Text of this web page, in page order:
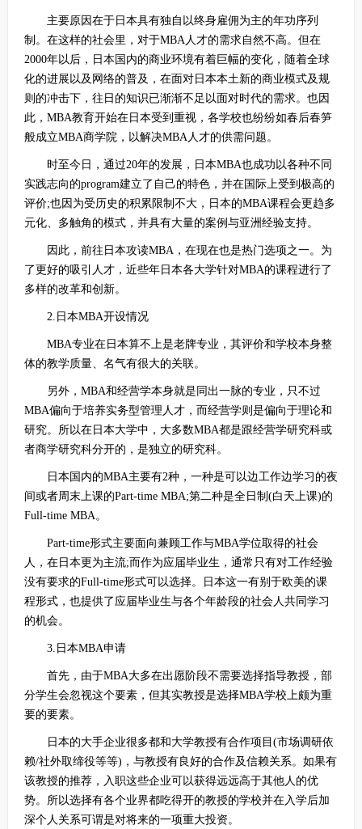
主要原因在于日本具有独自以终身雇佣为主的年功序列
制。在这样的社会里，对于MBA人才的需求自然不高。但在
2000年以后，日本国内的商业环境有着巨幅的变化，随着全球
化的进展以及网络的普及，在面对日本本土新的商业模式及规
则的冲击下，往日的知识已渐渐不足以面对时代的需求。也因
此，MBA教育开始在日本受到重视，各学校也纷纷如春后春笋
般成立MBA商学院，以解决MBA人才的供需问题。
时至今日，通过20年的发展，日本MBA也成功以各种不同
实践志向的program建立了自己的特色，并在国际上受到极高的
评价;也因为受历史的积累限制不大，日本的MBA课程会更趋多
元化、多触角的模式，并具有大量的案例与亚洲经验支持。
因此，前往日本攻读MBA，在现在也是热门选项之一。为
了更好的吸引人才，近些年日本各大学针对MBA的课程进行了
多样的改革和创新。
2.日本MBA开设情况
MBA专业在日本算不上是老牌专业，其评价和学校本身整
体的教学质量、名气有很大的关联。
另外，MBA和经营学本身就是同出一脉的专业，只不过
MBA偏向于培养实务型管理人才，而经营学则是偏向于理论和
研究。所以在日本大学中，大多数MBA都是跟经营学研究科或
者商学研究科分开的，是独立的研究科。
日本国内的MBA主要有2种，一种是可以边工作边学习的夜
间或者周末上课的Part-time MBA;第二种是全日制(白天上课)的
Full-time MBA。
Part-time形式主要面向兼顾工作与MBA学位取得的社会
人，在日本更为主流;而作为应届毕业生，通常只有对工作经验
没有要求的Full-time形式可以选择。日本这一有别于欧美的课
程形式，也提供了应届毕业生与各个年龄段的社会人共同学习
的机会。
3.日本MBA申请
首先，由于MBA大多在出愿阶段不需要选择指导教授，部
分学生会忽视这个要素，但其实教授是选择MBA学校上颇为重
要的要素。
日本的大手企业很多都和大学教授有合作项目(市场调研依
赖/社外取缔役等等)，与教授有良好的合作及信赖关系。如果有
该教授的推荐，入职这些企业可以获得远远高于其他人的优
势。所以选择有各个业界都吃得开的教授的学校并在入学后加
深个人关系可谓是对将来的一项重大投资。